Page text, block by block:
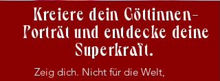
Kreiere dein Göttinnen-
Porträt und entdecke deine
Superkraft.
Zeig dich. Nicht für die Welt,